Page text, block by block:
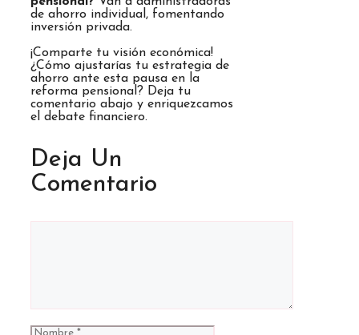
de ahorro individual, fomentando
inversión privada.
¡Comparte tu visión económica!
¿Cómo ajustarías tu estrategia de
ahorro ante esta pausa en la
reforma pensional? Deja tu
comentario abajo y enriquezcamos
el debate financiero.
Deja Un
Comentario
Nombre